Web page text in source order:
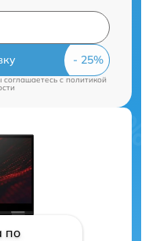
соглашаетесь cполитикой
по